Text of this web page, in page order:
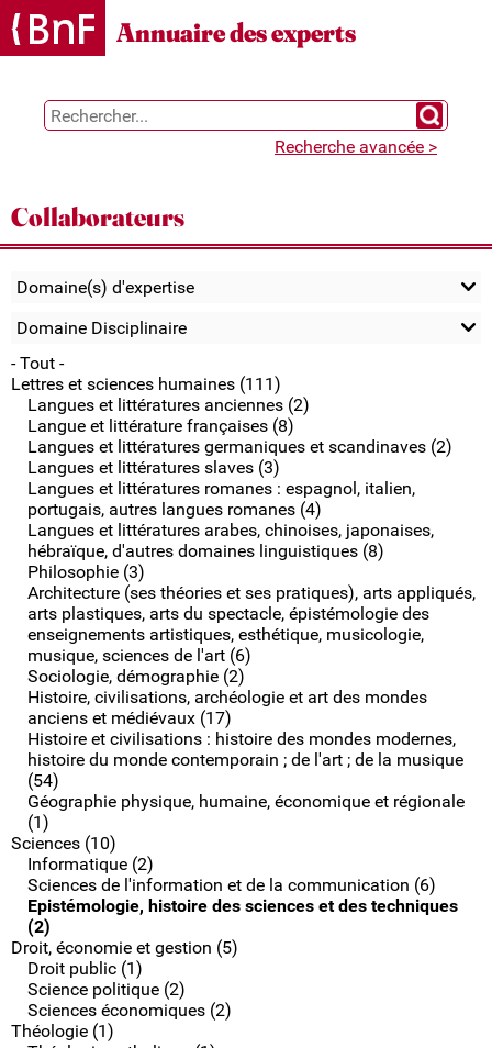
Gestion des cookies
Annuaire des experts
Chercher
Recherche avancée >
Collaborateurs
Domaine(s) d'expertise
Domaine Disciplinaire
- Tout -
Lettres et sciences humaines (111)
Langues et littératures anciennes (2)
Langue et littérature françaises (8)
Langues et littératures germaniques et scandinaves (2)
Langues et littératures slaves (3)
Langues et littératures romanes : espagnol, italien,
portugais, autres langues romanes (4)
Langues et littératures arabes, chinoises, japonaises,
hébraïque, d'autres domaines linguistiques (8)
Philosophie (3)
Architecture (ses théories et ses pratiques), arts appliqués,
arts plastiques, arts du spectacle, épistémologie des
enseignements artistiques, esthétique, musicologie,
musique, sciences de l'art (6)
Sociologie, démographie (2)
Histoire, civilisations, archéologie et art des mondes
anciens et médiévaux (17)
Histoire et civilisations : histoire des mondes modernes,
histoire du monde contemporain ; de l'art ; de la musique
(54)
Géographie physique, humaine, économique et régionale
(1)
Sciences (10)
Informatique (2)
Sciences de l'information et de la communication (6)
Epistémologie, histoire des sciences et des techniques
(2)
Droit, économie et gestion (5)
Droit public (1)
Science politique (2)
Sciences économiques (2)
Théologie (1)